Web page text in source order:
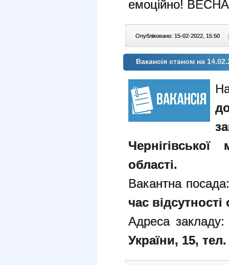
емоційно!
Опубліковано: 15-02-2022, 15:50 |
Вакансія станом на
Чернігівської
області.
Вакантна
час
Адреса
України, 15,